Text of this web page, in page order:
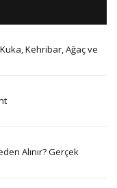
Kehribar, Ağaç ve
Alınır? Gerçek